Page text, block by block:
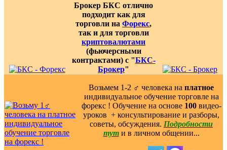
Брокер БКС отлично
подходит как для
торговли на Форекс,
так и для торговли
криптовалютами
(фьючерсными
контрактами) с "БКС-
Брокер"
Возьмем 1-2 ‍♂️ человека на платное
индивидуальное обучение торговле на
форекс ! Обучение на основе 100видео-
уроков ️ + консультирование и разборы,
советы, обсуждения. Подробности
тут и в личном общении...